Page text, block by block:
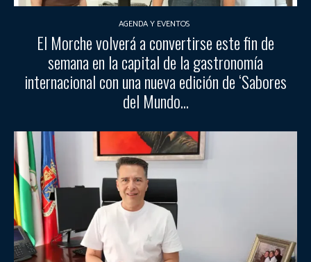
AGENDA Y EVENTOS
El Morche volverá a convertirse este fin de
semana en la capital de la gastronomía
internacional con una nueva edición de ‘Sabores
del Mundo...